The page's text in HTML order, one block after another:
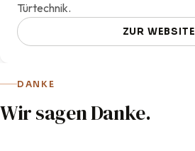
Türtechnik.
ZUR WEBSITE
DANKE
Wir sagen Danke.